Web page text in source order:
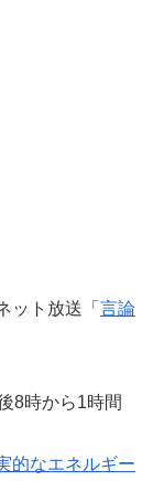
ット放送「 言論
8時から1時間
的なエネルギー